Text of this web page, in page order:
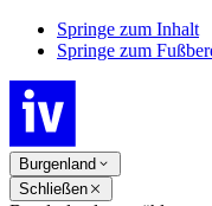
Springe zum Inhalt
Springe zum
Burgenland
Schließen